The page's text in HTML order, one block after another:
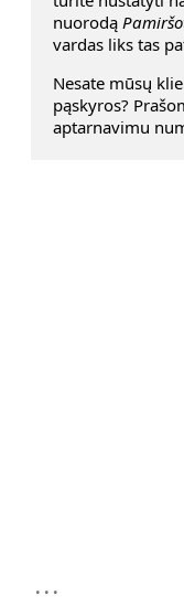
nuorodą
vardas liks tas
Nesate mūsų
pąskyros?
aptarnavimu
...